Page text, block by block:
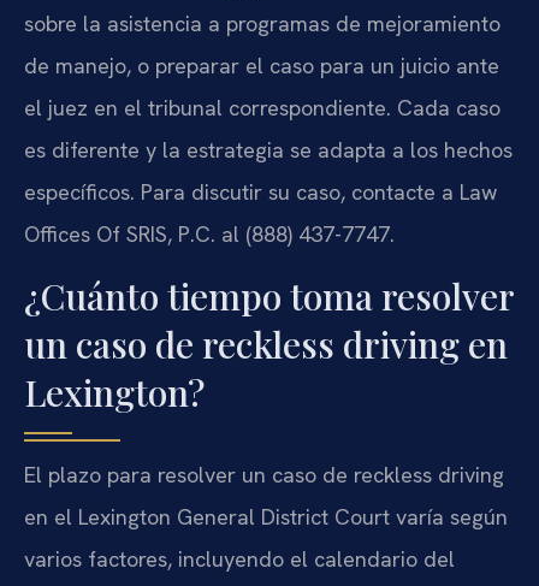
sobre la asistencia a programas de mejoramiento
de manejo, o preparar el caso para un juicio ante
el juez en el tribunal correspondiente. Cada caso
es diferente y la estrategia se adapta a los hechos
específicos. Para discutir su caso, contacte a Law
Offices Of SRIS, P.C. al (888) 437-7747.
¿Cuánto tiempo toma resolver
un caso de reckless driving en
Lexington?
El plazo para resolver un caso de reckless driving
en el Lexington General District Court varía según
varios factores, incluyendo el calendario del